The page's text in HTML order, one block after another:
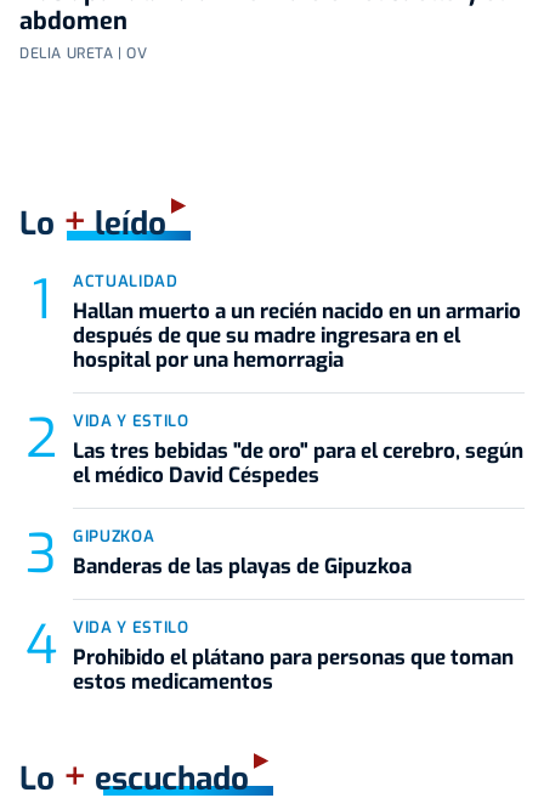
abdomen
DELIA URETA | OV
Lo +leído
ACTUALIDAD
Hallan muerto a un recién nacido en un armario
después de que su madre ingresara en el
hospital por una hemorragia
VIDA Y ESTILO
Las tres bebidas "de oro" para el cerebro, según
el médico David Céspedes
GIPUZKOA
Banderas de las playas de Gipuzkoa
VIDA Y ESTILO
Prohibido el plátano para personas que toman
estos medicamentos
Lo + escuchado